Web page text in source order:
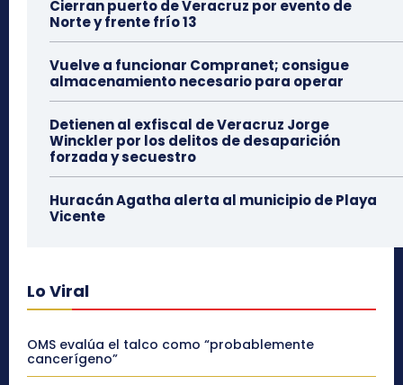
Cierran puerto de Veracruz por evento de
Norte y frente frío 13
Vuelve a funcionar Compranet; consigue
almacenamiento necesario para operar
Detienen al exfiscal de Veracruz Jorge
Winckler por los delitos de desaparición
forzada y secuestro
Huracán Agatha alerta al municipio de Playa
Vicente
Lo Viral
OMS evalúa el talco como “probablemente
cancerígeno”